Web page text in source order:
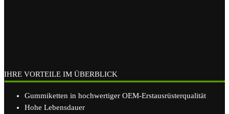
IHRE VORTEILE IM ÜBERBLICK
Gummiketten in hochwertiger OEM-Erstausrüsterqualität
Hohe Lebensdauer